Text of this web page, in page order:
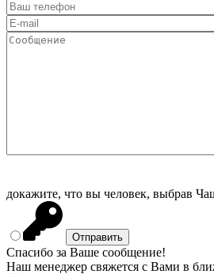
докажите, что вы человек, выбрав
Спасибо за Ваше сообщение!
Наш менеджер свяжется с Вами в